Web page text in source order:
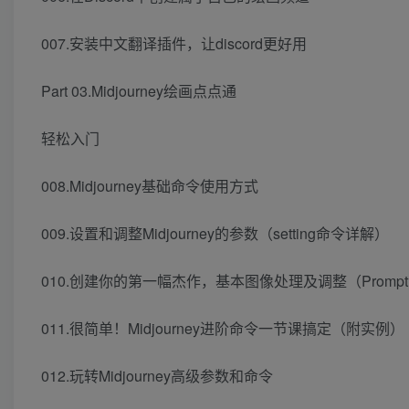
007.安装中文翻译插件，让discord更好用
Part 03.Midjourney绘画点点通
轻松入门
008.Midjourney基础命令使用方式
009.设置和调整Midjourney的参数（setting命令详解）
010.创建你的第一幅杰作，基本图像处理及调整（Prompt
011.很简单！Midjourney进阶命令一节课搞定（附实例）
012.玩转Midjourney高级参数和命令